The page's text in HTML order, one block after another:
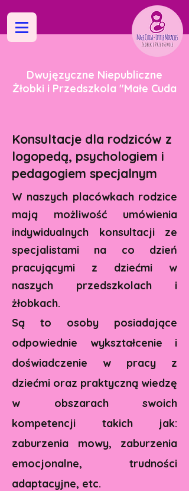
Dwujęzyczne Niepubliczne
Żłobki i Przedszkola "Małe Cuda
Konsultacje dla rodziców z
logopedą, psychologiem i
pedagogiem specjalnym
W naszych placówkach rodzice
mają możliwość umówienia
indywidualnych konsultacji ze
specjalistami na co dzień
pracującymi z dziećmi w
naszych przedszkolach i
żłobkach.
Są to osoby posiadające
odpowiednie wykształcenie i
doświadczenie w pracy z
dziećmi oraz praktyczną wiedzę
w obszarach swoich
kompetencji takich jak:
zaburzenia mowy, zaburzenia
emocjonalne, trudności
adaptacyjne, etc.